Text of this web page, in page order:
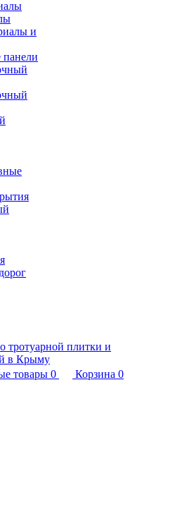
и
товары 0 Корзина 0